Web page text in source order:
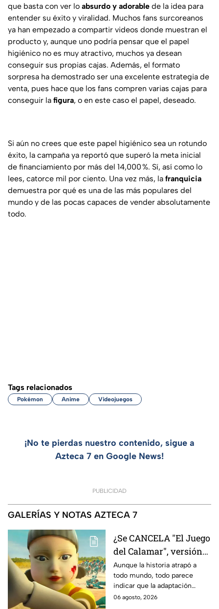
que basta con ver lo absurdo y adorable de la idea para
entender su éxito y viralidad. Muchos fans surcoreanos
ya han empezado a compartir videos donde muestran el
producto y, aunque uno podría pensar que el papel
higiénico no es muy atractivo, muchos ya desean
conseguir sus propias cajas. Además, el formato
sorpresa ha demostrado ser una excelente estrategia de
venta, pues hace que los fans compren varias cajas para
conseguir la figura, o en este caso el papel, deseado.
Si aún no crees que este papel higiénico sea un rotundo
éxito, la campaña ya reportó que superó la meta inicial
de financiamiento por más del 14,000 %. Sí, así como lo
lees, catorce mil por ciento. Una vez más, la franquicia
demuestra por qué es una de las más populares del
mundo y de las pocas capaces de vender absolutamente
todo.
Tags relacionados
Pokémon Anime Videojuegos
¡No te pierdas nuestro contenido, sigue a
Azteca 7 en Google News!
PUBLICIDAD
GALERÍAS Y NOTAS AZTECA 7
¿Se CANCELA "El Juego
del Calamar", versión
Estados Unidos? Esto
es lo que se sabe al
momento
Aunque la historia atrapó a
todo mundo, todo parece
indicar que la adaptación
podría ser cancelada:
06 agosto, 2026